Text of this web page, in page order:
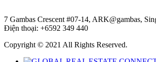
7 Gambas Crescent #07-14, ARK@gambas,
Điện thoại: +6592 349 440
Copyright © 2021 All Rights Reserved.